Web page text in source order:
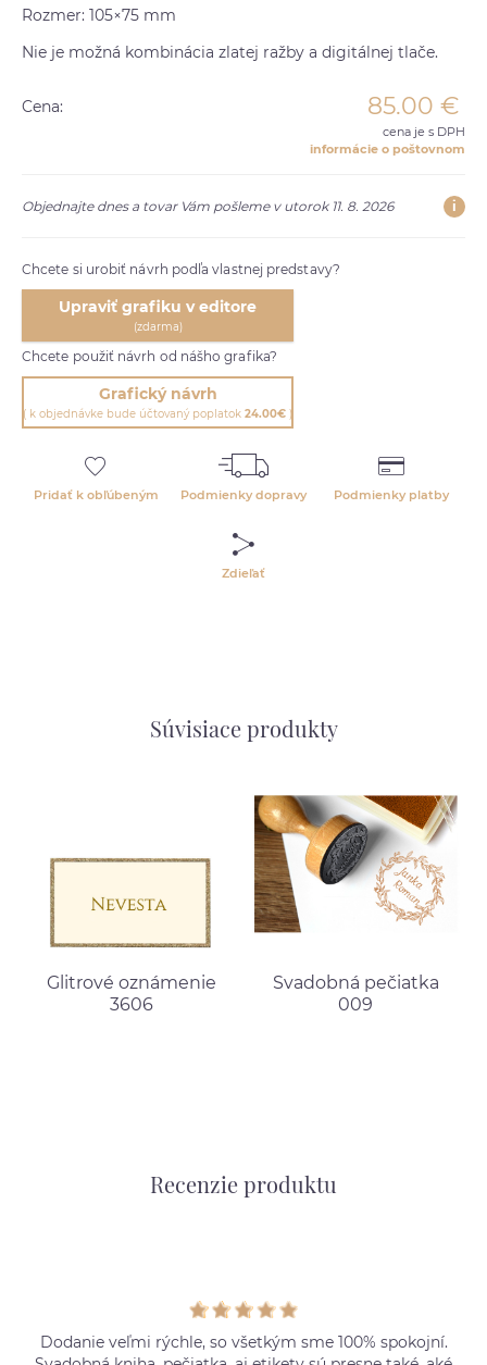
Rozmer: 105×75 mm
Nie je možná kombinácia zlatej ražby a digitálnej tlače.
Cena: 85.00 €
cena je s DPH
informácie o poštovnom
Objednajte dnes a tovar Vám pošleme v utorok 11. 8. 2026 i
Chcete si urobiť návrh podľa vlastnej predstavy?
Upraviť grafiku v editore
(zdarma)
Chcete použiť návrh od nášho grafika?
Grafický návrh
( k objednávke bude účtovaný poplatok 24.00€ )
Pridať k obľúbeným Podmienky dopravy Podmienky platby
Zdieľať
Súvisiace produkty
Glitrové oznámenie
3606
Svadobná pečiatka
009
Recenzie produktu
Dodanie veľmi rýchle, so všetkým sme 100% spokojní.